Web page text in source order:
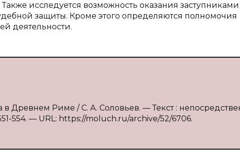
исследуется возможность оказания заступниками
защиты. Кроме этого определяются полномочия
деятельности.
в Древнем Риме / С. А. Соловьев. — Текст :
554. — URL: https://moluch.ru/archive/52/6706.